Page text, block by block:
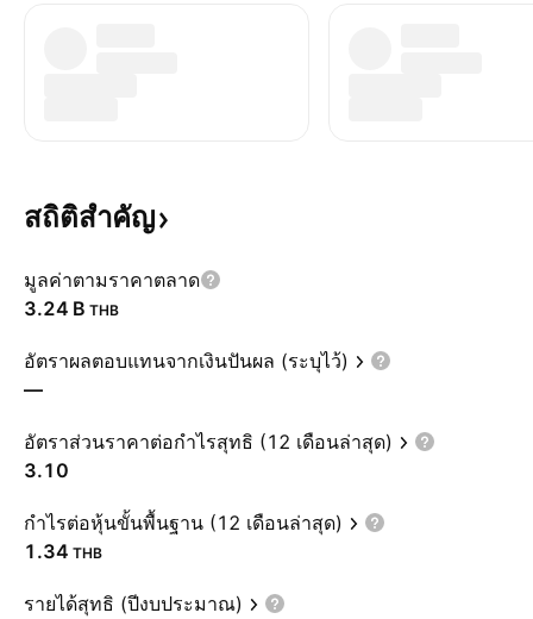
สถิติสำคัญ
มูลค่าตามราคาตลาด
‪3.24 B‬ THB
อัตราผลตอบแทนจากเงินปันผล (ระบุไว้)
—
อัตราส่วนราคาต่อกำไรสุทธิ (12 เดือนล่าสุด)
3.10
กำไรต่อหุ้นขั้นพื้นฐาน (12 เดือนล่าสุด)
1.34 THB
รายได้สุทธิ (ปีงบประมาณ)